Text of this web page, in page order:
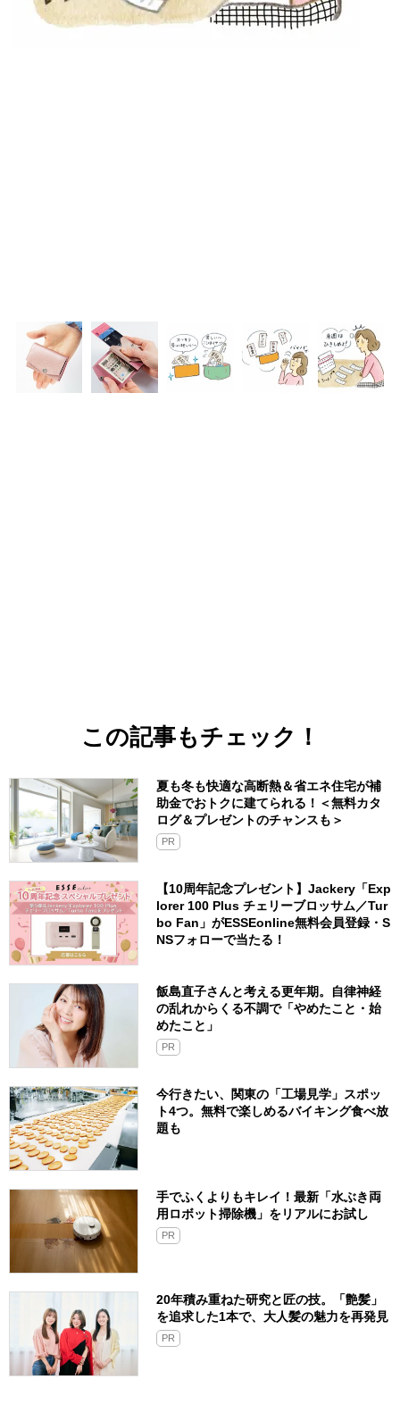
この記事もチェック！
夏も冬も快適な高断熱＆省エネ住宅が補
助金でおトクに建てられる！＜無料カタ
ログ＆プレゼントのチャンスも＞
PR
【10周年記念プレゼント】Jackery「Exp
lorer 100 Plus チェリーブロッサム／Tur
bo Fan」がESSEonline無料会員登録・S
NSフォローで当たる！
飯島直子さんと考える更年期。自律神経
の乱れからくる不調で「やめたこと・始
めたこと」
PR
今行きたい、関東の「工場見学」スポッ
ト4つ。無料で楽しめるバイキング食べ放
題も
手でふくよりもキレイ！最新「水ぶき両
用ロボット掃除機」をリアルにお試し
PR
20年積み重ねた研究と匠の技。「艶髪」
を追求した1本で、大人髪の魅力を再発見
PR